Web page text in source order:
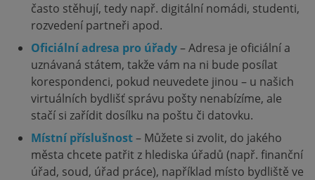
často stěhují, tedy např. digitální nomádi, studenti,
rozvedení partneři apod.
Oficiální adresa pro úřady– Adresa je oficiální a
uznávaná státem, takže vám na ni bude posílat
korespondenci, pokud neuvedete jinou – u našich
virtuálních bydlišť správu pošty nenabízíme, ale
stačí si zařídit dosílku na poštu či datovku.
Místní příslušnost– Můžete si zvolit, do jakého
města chcete patřit z hlediska úřadů (např. finanční
úřad, soud, úřad práce), například místo bydliště ve